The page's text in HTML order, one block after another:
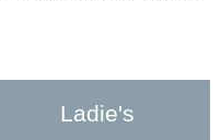
Ladie's